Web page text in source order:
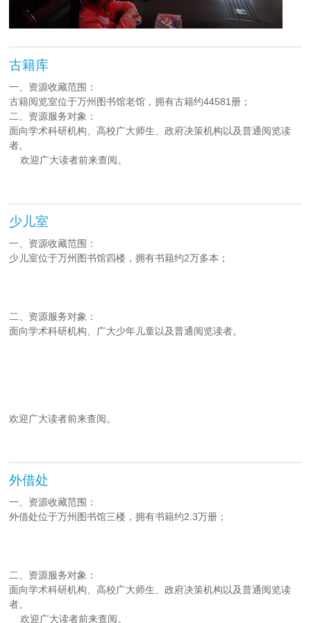
古籍库
一、资源收藏范围：
古籍阅览室位于万州图书馆老馆，拥有古籍约44581册；
二、资源服务对象：
面向学术科研机构、高校广大师生、政府决策机构以及普通阅览读
者。
欢迎广大读者前来查阅。
少儿室
一、资源收藏范围：
少儿室位于万州图书馆四楼，拥有书籍约2万多本；
二、资源服务对象：
面向学术科研机构、广大少年儿童以及普通阅览读者。
欢迎广大读者前来查阅。
外借处
一、资源收藏范围：
外借处位于万州图书馆三楼，拥有书籍约2.3万册；
二、资源服务对象：
面向学术科研机构、高校广大师生、政府决策机构以及普通阅览读
者。
欢迎广大读者前来查阅。